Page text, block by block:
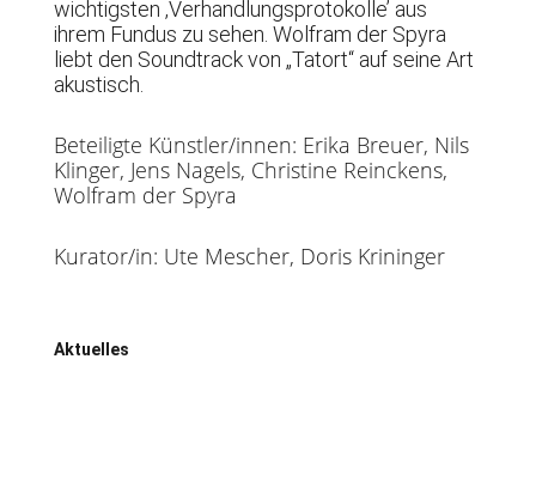
wichtigsten ‚Verhandlungsprotokolle’ aus
ihrem Fundus zu sehen. Wolfram der Spyra
liebt den Soundtrack von „Tatort“ auf seine Art
akustisch.
Beteiligte Künstler/innen: Erika Breuer, Nils
Klinger, Jens Nagels, Christine Reinckens,
Wolfram der Spyra
Kurator/in: Ute Mescher, Doris Krininger
Aktuelles